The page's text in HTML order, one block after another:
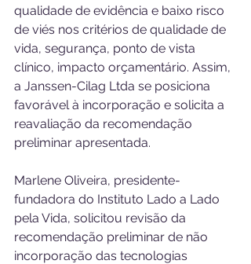
qualidade de evidência e baixo risco
de viés nos critérios de qualidade de
vida, segurança, ponto de vista
clínico, impacto orçamentário. Assim,
a Janssen-Cilag Ltda se posiciona
favorável à incorporação e solicita a
reavaliação da recomendação
preliminar apresentada.
Marlene Oliveira, presidente-
fundadora do Instituto Lado a Lado
pela Vida, solicitou revisão da
recomendação preliminar de não
incorporação das tecnologias